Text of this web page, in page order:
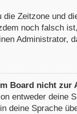
Zeitzone und
noch falsch
Administrator,
Board nicht zur
entweder deine
deine Sprache